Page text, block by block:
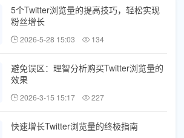
5个Twitter浏览量的提高技巧，轻松实现
粉丝增长
2026-5-28 15:03 134
避免误区：理智分析购买Twitter浏览量的
效果
2026-3-15 15:17 227
快速增长Twitter浏览量的终极指南